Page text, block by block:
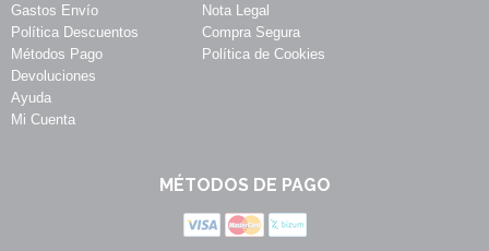
Gastos Envío
Política Descuentos
Métodos Pago
Devoluciones
Ayuda
Mi Cuenta
Nota Legal
Compra Segura
Política de Cookies
MÉTODOS DE PAGO